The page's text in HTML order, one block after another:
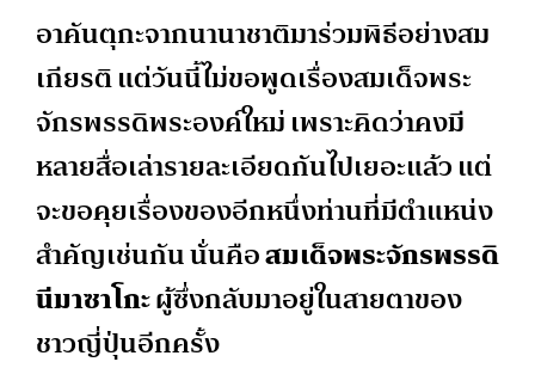
อาคันตุกะจากนานาชาติมาร่วมพิธีอย่างสม
เกียรติ แต่วันนี้ไม่ขอพูดเรื่องสมเด็จพระ
จักรพรรดิพระองค์ใหม่ เพราะคิดว่าคงมี
หลายสื่อเล่ารายละเอียดกันไปเยอะแล้ว แต่
จะขอคุยเรื่องของอีกหนึ่งท่านที่มีตำแหน่ง
สำคัญเช่นกัน นั่นคือสมเด็จพระจักรพรรดิ
นีมาซาโกะผู้ซึ่งกลับมาอยู่ในสายตาของ
ชาวญี่ปุ่นอีกครั้ง